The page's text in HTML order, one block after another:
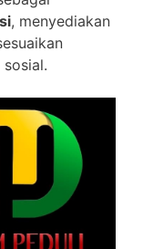
, menyediakan